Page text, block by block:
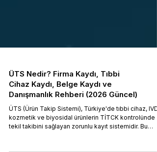
ÜTS Nedir? Firma Kaydı, Tıbbi
Cihaz Kaydı, Belge Kaydı ve
Danışmanlık Rehberi (2026 Güncel)
ÜTS (Ürün Takip Sistemi), Türkiye'de tıbbi cihaz, IVD,